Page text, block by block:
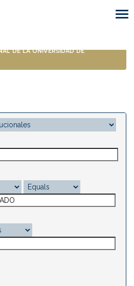
de la Universidad de